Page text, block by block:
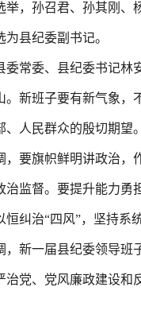
举，孙召君、孙其刚、
县纪委副书记。
委常委、县纪委书记林
。新班子要有新气象，
、人民群众的殷切期望。
，要旗帜鲜明讲政治，
治监督。要提升能力勇
恒纠治“四风”，坚持系
，新一届县纪委领导班
治党、党风廉政建设和